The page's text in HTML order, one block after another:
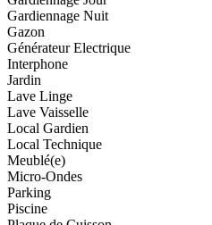
Gardiennage Nuit
Gazon
Générateur Electrique
Interphone
Jardin
Lave Linge
Lave Vaisselle
Local Gardien
Local Technique
Meublé(e)
Micro-Ondes
Parking
Piscine